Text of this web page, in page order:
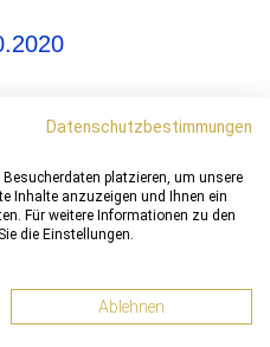
|Kontakt
Datenschutzbestimmungen
platzieren, um unsere
Inhalte anzuzeigen und Ihnen ein
Für weitere Informationen zu den
die Einstellungen.
Ablehnen